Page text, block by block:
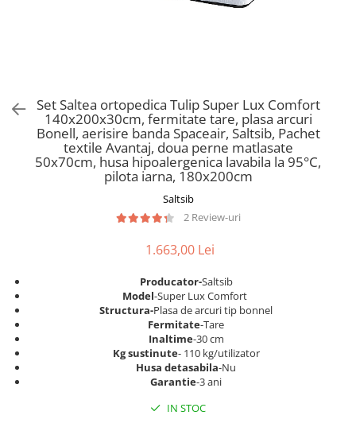
Saltele Memory Pocket
Saltele cu plasa arcuri
Saltele cu spuma
Saltele cu spuma
Saltele cu spuma poliuretanica
Saltele 160x200
Saltele 180x200
Top saltele
Top saltele 5 cm
Top saltele 10 cm
Scaune pentru living
Seturi comode living si vitrine
Mobila living
Dulap birou
Birouri
Scaune pentru birou
Scaune pentru vizitatori
Scaune manager
Scaune birou copii
Scaune resigilate
Scaune gradinita
Scaune conferinta
Set Saltea ortopedica Tulip Super Lux Comfort
140x200x30cm, fermitate tare, plasa arcuri
Bonell, aerisire banda Spaceair, Saltsib, Pachet
textile Avantaj, doua perne matlasate
50x70cm, husa hipoalergenica lavabila la 95°C,
pilota iarna, 180x200cm
Saltsib
2 Review-uri
1.663,00 Lei
Producator-Saltsib
Model-Super Lux Comfort
Structura-Plasa de arcuri tip bonnel
Fermitate-Tare
Inaltime-30 cm
Kg sustinute- 110 kg/utilizator
Husa detasabila-Nu
Garantie-3 ani
IN STOC